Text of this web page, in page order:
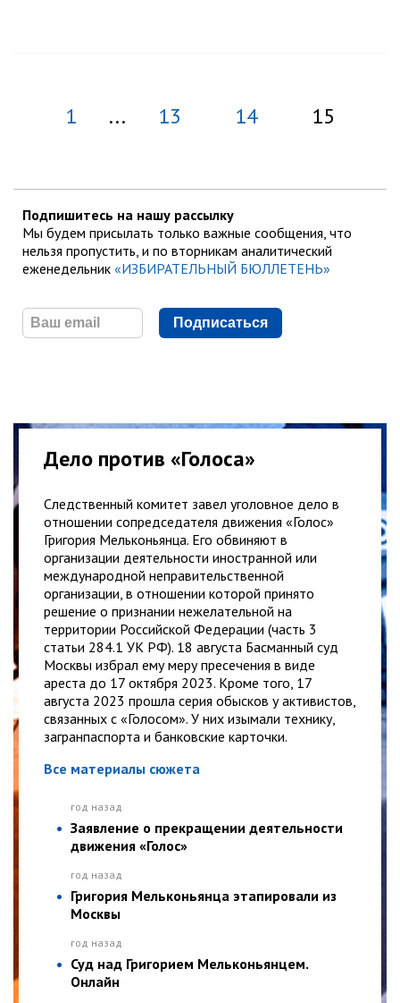
1 ... 13 14 15
Подпишитесь на нашу рассылку
Мы будем присылать только важные сообщения, что
нельзя пропустить, и по вторникам аналитический
еженедельник «ИЗБИРАТЕЛЬНЫЙ БЮЛЛЕТЕНЬ»
Подписаться
Дело против «Голоса»
Следственный комитет завел уголовное дело в
отношении сопредседателя движения «Голос»
Григория Мельконьянца. Его обвиняют в
организации деятельности иностранной или
международной неправительственной
организации, в отношении которой принято
решение о признании нежелательной на
территории Российской Федерации (часть 3
статьи 284.1 УК РФ). 18 августа Басманный суд
Москвы избрал ему меру пресечения в виде
ареста до 17 октября 2023. Кроме того, 17
августа 2023 прошла серия обысков у активистов,
связанных с «Голосом». У них изымали технику,
загранпаспорта и банковские карточки.
Все материалы сюжета
год назад
Заявление о прекращении деятельности
движения «Голос»
год назад
Григория Мельконьянца этапировали из
Москвы
год назад
Суд над Григорием Мельконьянцем.
Онлайн